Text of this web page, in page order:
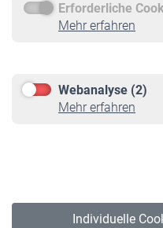
Erforderliche
Mehr erfahren
Webanalyse (2)
Mehr erfahren
Individuelle
Service
Informationen
Online-Rechner
VBLnewsletter
Erklärung zur Barrierefreiheit